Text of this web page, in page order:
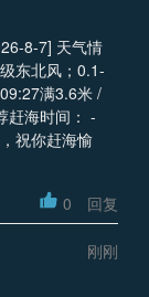
8-7] 天气情
东北风；0.1-
满3.6米 /
赶海时间： -
祝你赶海愉
0 回复
刚刚